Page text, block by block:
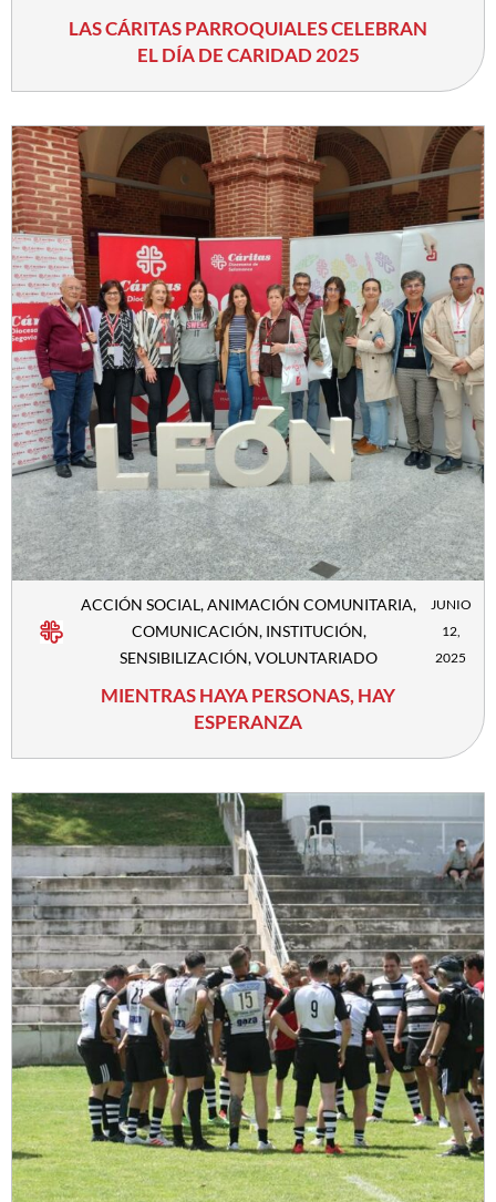
LAS CÁRITAS PARROQUIALES CELEBRAN
EL DÍA DE CARIDAD 2025
ACCIÓN SOCIAL,ANIMACIÓN COMUNITARIA,
COMUNICACIÓN, INSTITUCIÓN,
SENSIBILIZACIÓN,VOLUNTARIADO
JUNIO
12,
2025
MIENTRAS HAYA PERSONAS, HAY
ESPERANZA